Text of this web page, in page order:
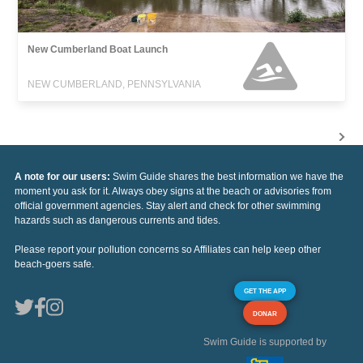
New Cumberland Boat Launch
NEW CUMBERLAND, PENNSYLVANIA
A note for our users: Swim Guide shares the best information we have the
moment you ask for it. Always obey signs at the beach or advisories from
official government agencies. Stay alert and check for other swimming
hazards such as dangerous currents and tides.
Please report your pollution concerns so Affiliates can help keep other
beach-goers safe.
GET THE APP
DONAR
Swim Guide is supported by